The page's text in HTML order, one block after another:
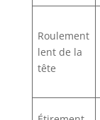
Roulement
lent de la
tête